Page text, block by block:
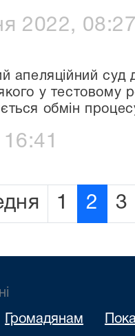
2022,
апеляційний
у тестовому
обмін
1 2 3
Громадянам